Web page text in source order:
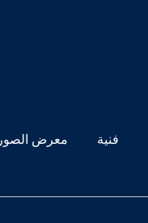
فنية معرض الصور